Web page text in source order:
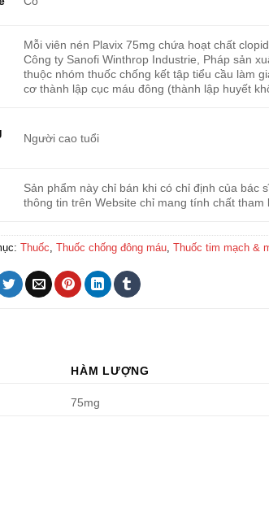
Mỗi viên nén Plavix 75mg chứa hoạt chất
Công ty Sanofi Winthrop Industrie, Pháp sản
thuộc nhóm thuốc chống kết tập tiểu cầu làm
cơ thành lập cục máu đông (thành lập huyết
Người cao tuổi
Sản phẩm này chỉ bán khi có chỉ định của bác
thông tin trên Website chỉ mang tính chất tham
Thuốc, Thuốc chống đông máu, Thuốc tim mạch &
HÀM LƯỢNG
75mg